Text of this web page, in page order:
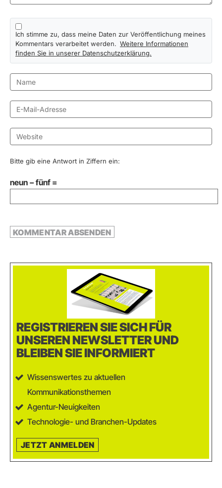
Ich stimme zu, dass meine Daten zur Veröffentlichung meines
Kommentars verarbeitet werden. Weitere Informationen
finden Sie in unserer Datenschutzerklärung.
Bitte gib eine Antwort in Ziffern ein:
neun − fünf =
REGISTRIEREN SIE SICH FÜR
UNSEREN NEWSLETTER UND
BLEIBEN SIE INFORMIERT
Wissenswertes zu aktuellen
Kommunikationsthemen
Agentur-Neuigkeiten
Technologie- und Branchen-Updates
JETZT ANMELDEN